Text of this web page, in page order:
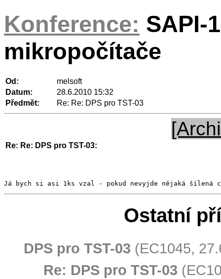
Konference: SAPI-
mikropočítače
Od:
melsoft
Datum:
28.6.2010 15:32
Předmět:
Re: Re: DPS pro TST-03
Re: Re: DPS pro TST-03:
Já bych si asi 1ks vzal - pokud nevyjde nějaká šílená
Ostatní
DPS pro TST-03 (EC1045,
Re: DPS pro TST-03